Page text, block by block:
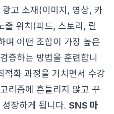
고 소재(이미지, 영상, 카
출 위치(피드, 스토리, 릴
며 어떤 조합이 가장 높은
증하는 방법을 훈련합니
적화 과정을 거치면서 수강
리즘에 흔들리지 않고 꾸
장하게 됩니다. SNS 마